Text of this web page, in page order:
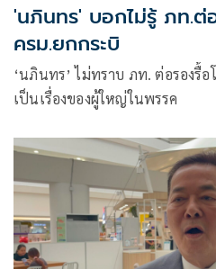
'นภินทร' บอกไม่รู้ ภท.ต่
ครม.ยกกระบิ
‘นภินทร’ ไม่ทราบ ภท. ต่อรองรื้อ
เป็นเรื่องของผู้ใหญ่ในพรรค